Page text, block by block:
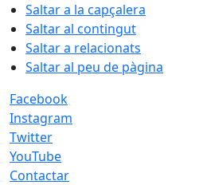
Saltar a la capçalera
Saltar al contingut
Saltar a relacionats
Saltar al peu de pàgina
Facebook
Instagram
Twitter
YouTube
Contactar